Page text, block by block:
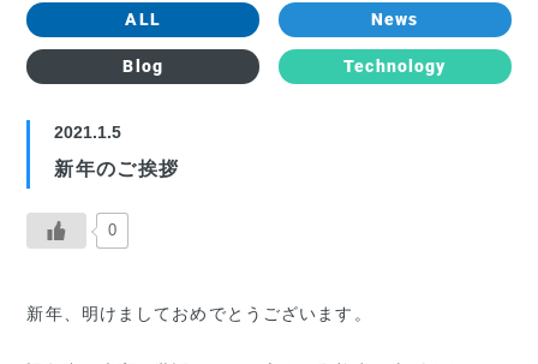
ALL News
Blog Technology
2021.1.5
新年のご挨拶
0
新年、明けましておめでとうございます。